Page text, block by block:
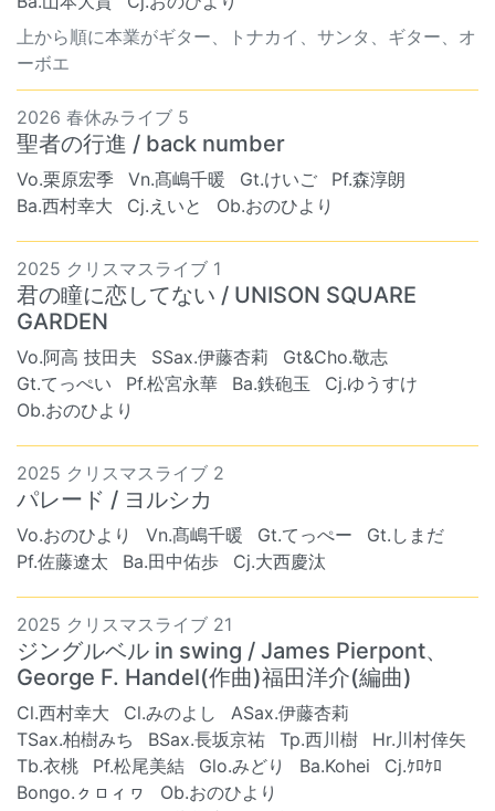
上から順に本業がギター、トナカイ、サンタ、ギター、オ
ーボエ
2026 春休みライブ 5
聖者の行進 / back number
Vo.栗原宏季 Vn.髙嶋千暖 Gt.けいご
Pf.森淳朗
Ba.西村幸大
Cj.えいと Ob.おのひより
2025 クリスマスライブ 1
君の瞳に恋してない / UNISON SQUARE
GARDEN
Vo.阿高 技田夫 SSax.伊藤杏莉
Gt&Cho.敬志
Gt.てっぺい
Pf.松宮永華 Ba.鉄砲玉
Cj.ゆうすけ
Ob.おのひより
2025 クリスマスライブ 2
パレード / ヨルシカ
Vo.おのひより Vn.髙嶋千暖 Gt.てっぺー
Gt.しまだ
Pf.佐藤遼太
Ba.田中佑歩 Cj.大西慶汰
2025 クリスマスライブ 21
ジングルベル in swing / James Pierpont、
George F. Handel(作曲)福田洋介(編曲)
Cl.西村幸大 Cl.みのよし
ASax.伊藤杏莉
TSax.柏樹みち
BSax.長坂京祐 Tp.西川樹
Hr.川村倖矢
Tb.衣桃
Pf.松尾美結 Glo.みどり Ba.Kohei
Cj.ｹﾛｹﾛ
Bongo.ㇰㇿィヮ
Ob.おのひより